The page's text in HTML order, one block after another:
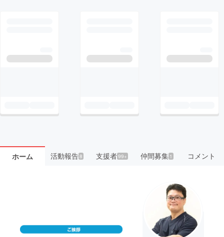
ホーム 活動報告8 支援者99+ 仲間募集 1 コメント